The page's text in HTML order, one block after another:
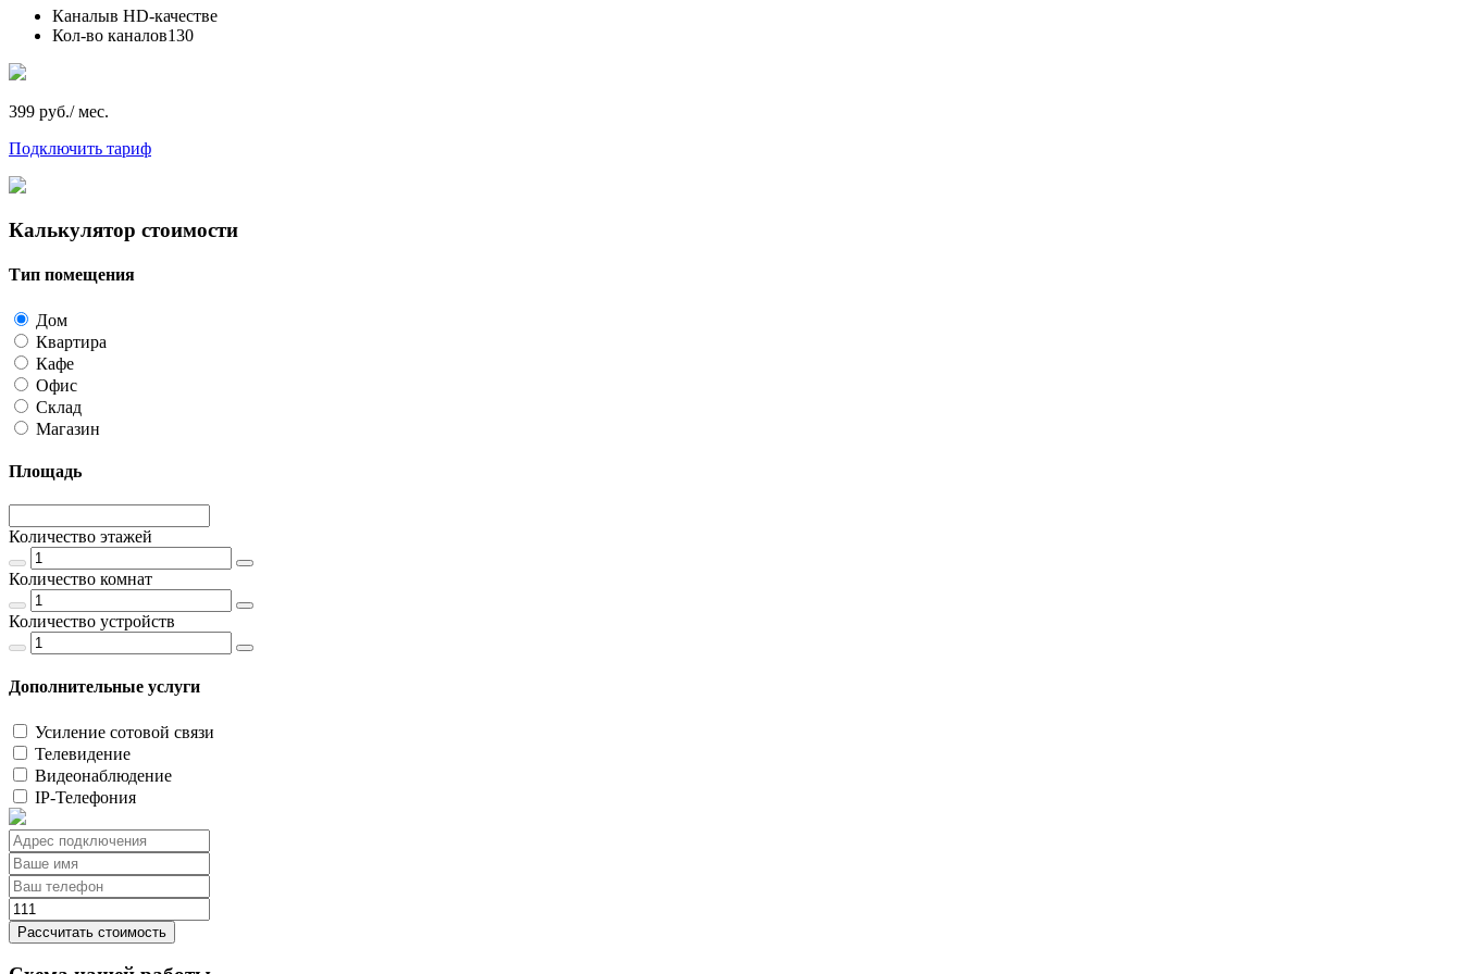
Каналыв HD-качестве
Кол-во каналов130
399 руб./ мес.
Подключить тариф
Калькулятор стоимости
Тип помещения
Дом
Квартира
Кафе
Офис
Склад
Магазин
Площадь
Количество этажей
Количество комнат
Количество устройств
Дополнительные услуги
Усиление сотовой связи
Телевидение
Видеонаблюдение
IP-Телефония
Рассчитать стоимость